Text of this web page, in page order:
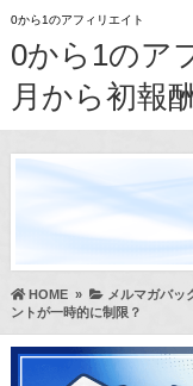
0から1のアフィリエイト
0から1のア
月から初報
HOME» メルマガバッ
ントが一時的に制限？